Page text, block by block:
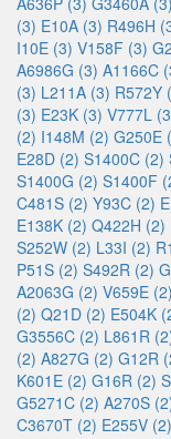
(3) E10A (3) R496H
I10E (3) V158F (3)
A6986G (3) A1166C
(3) L211A (3) R572Y
(3) E23K (3) V777L
(2) I148M (2) G250E
E28D (2) S1400C (2)
S1400G (2) S1400F
C481S (2) Y93C (2)
E138K (2) Q422H (2)
S252W (2) L33I (2)
P51S (2) S492R (2)
A2063G (2) V659E (2)
(2) Q21D (2) E504K
G3556C (2) L861R
(2) A827G (2) G12R
K601E (2) G16R (2)
G5271C (2) A270S
C3670T (2) E255V (2)